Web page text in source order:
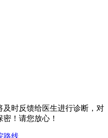
及时反馈给医生进行诊断，对
！请您放心！